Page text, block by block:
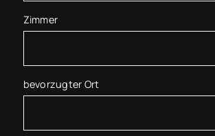
Zimmer
bevorzugter Ort